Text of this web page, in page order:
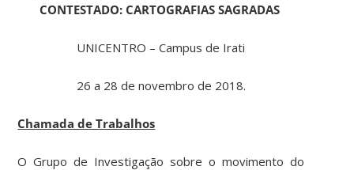
CONTESTADO: CARTOGRAFIAS SAGRADAS
UNICENTRO – Campus de Irati
26 a 28 de novembro de 2018.
Chamada de Trabalhos
O Grupo de Investigação sobre o movimento do